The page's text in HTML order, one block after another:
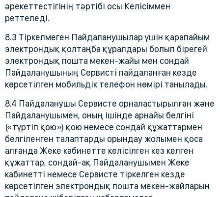
әрекеттестігінің тәртібі осы Келісіммен
реттеледі.
8.3 Тіркелмеген Пайдаланушылар үшін қарапайым
электрондық қолтаңба құралдары болып бірегей
электрондық пошта мекен-жайы мен сондай
Пайдаланушының Сервисті пайдаланған кезде
көрсетілген мобильдік телефон нөмірі танылады.
8.4 Пайдаланушы Сервисте орналастырылған және
Пайдаланушымен, оның ішінде арнайы белгіні
(«түртіп қою») қою немесе сондай құжаттармен
белгіленген талаптарды орындау жолымен қоса
алғанда Жеке кабинетте келісілген кез келген
құжаттар, сондай-ақ Пайдаланушымен Жеке
кабинетті немесе Сервисте тіркелген кезде
көрсетілген электрондық пошта мекен-жайларын